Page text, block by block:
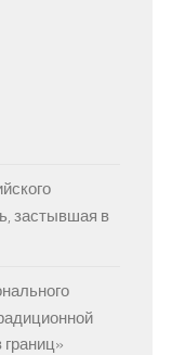
застывшая в
границ»